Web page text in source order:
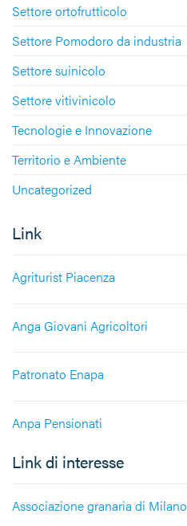
Settore ortofrutticolo
Settore Pomodoro da industria
Settore suinicolo
Settore vitivinicolo
Tecnologie e Innovazione
Territorio e Ambiente
Uncategorized
Link
Agriturist Piacenza
Anga Giovani Agricoltori
Patronato Enapa
Anpa Pensionati
Link di interesse
Associazione granaria di Milano